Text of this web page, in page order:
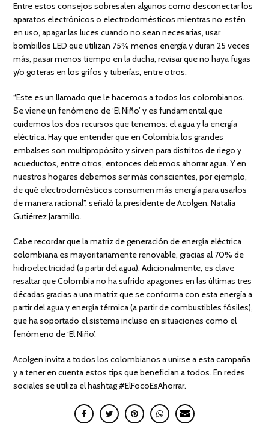
Entre estos consejos sobresalen algunos como desconectar los
aparatos electrónicos o electrodomésticos mientras no estén
en uso, apagar las luces cuando no sean necesarias, usar
bombillos LED que utilizan 75% menos energía y duran 25 veces
más, pasar menos tiempo en la ducha, revisar que no haya fugas
y/o goteras en los grifos y tuberías, entre otros.
“Este es un llamado que le hacemos a todos los colombianos.
Se viene un fenómeno de ‘El Niño’ y es fundamental que
cuidemos los dos recursos que tenemos: el agua y la energía
eléctrica. Hay que entender que en Colombia los grandes
embalses son multipropósito y sirven para distritos de riego y
acueductos, entre otros, entonces debemos ahorrar agua. Y en
nuestros hogares debemos ser más conscientes, por ejemplo,
de qué electrodomésticos consumen más energía para usarlos
de manera racional”, señaló la presidente de Acolgen, Natalia
Gutiérrez Jaramillo.
Cabe recordar que la matriz de generación de energía eléctrica
colombiana es mayoritariamente renovable, gracias al 70% de
hidroelectricidad (a partir del agua). Adicionalmente, es clave
resaltar que Colombia no ha sufrido apagones en las últimas tres
décadas gracias a una matriz que se conforma con esta energía a
partir del agua y energía térmica (a partir de combustibles fósiles),
que ha soportado el sistema incluso en situaciones como el
fenómeno de ‘El Niño’.
Acolgen invita a todos los colombianos a unirse a esta campaña
y a tener en cuenta estos tips que benefician a todos. En redes
sociales se utiliza el hashtag #ElFocoEsAhorrar.